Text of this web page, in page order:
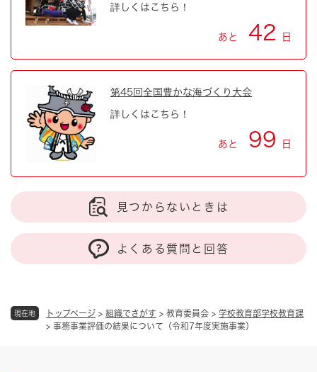
現在地 トップページ > 組織でさがす > 教育委員会 > 学校教育部学校教育課
> 事務事業評価の結果について（令和7年度実施事業）
詳しくはこちら！
あと 42 日
第45回全国豊かな海づくり大会
詳しくはこちら！
あと 99 日
見つからないときは
よくある質問と回答